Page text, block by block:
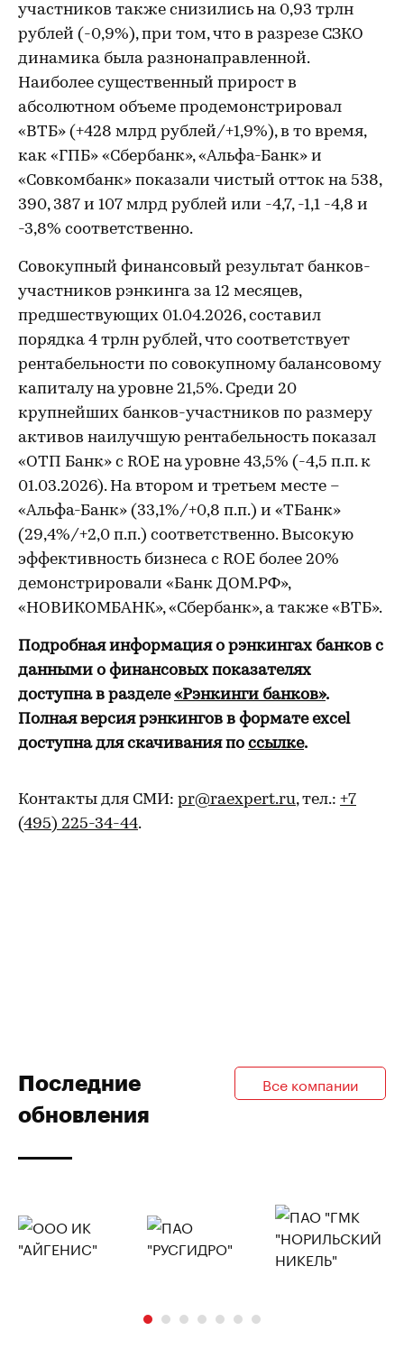
участников также снизились на 0,93 трлн
рублей (-0,9%), при том, что в разрезе СЗКО
динамика была разнонаправленной.
Наиболее существенный прирост в
абсолютном объеме продемонстрировал
«ВТБ» (+428 млрд рублей/+1,9%), в то время,
как «ГПБ» «Сбербанк», «Альфа-Банк» и
«Совкомбанк» показали чистый отток на 538,
390, 387 и 107 млрд рублей или -4,7, -1,1 -4,8 и
-3,8% соответственно.
Совокупный финансовый результат банков-
участников рэнкинга за 12 месяцев,
предшествующих 01.04.2026, составил
порядка 4 трлн рублей, что соответствует
рентабельности по совокупному балансовому
капиталу на уровне 21,5%. Среди 20
крупнейших банков-участников по размеру
активов наилучшую рентабельность показал
«ОТП Банк» с ROE на уровне 43,5% (-4,5 п.п. к
01.03.2026). На втором и третьем месте –
«Альфа-Банк» (33,1%/+0,8 п.п.) и «ТБанк»
(29,4%/+2,0 п.п.) соответственно. Высокую
эффективность бизнеса с ROE более 20%
демонстрировали «Банк ДОМ.РФ»,
«НОВИКОМБАНК», «Сбербанк», а также «ВТБ».
Подробная информация о рэнкингах банков с
данными о финансовых показателях
доступна в разделе«Рэнкинги банков».
Полная версия рэнкингов в формате excel
доступна для скачивания по ссылке.
Контакты для СМИ: pr@raexpert.ru, тел.: +7
(495) 225-34-44.
Последние
обновления
Все компании